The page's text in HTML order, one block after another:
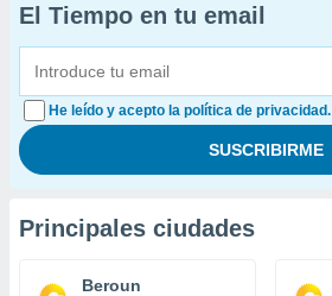
El Tiempo en tu email
He leído y acepto la política de privacidad.
Principales ciudades
Beroun